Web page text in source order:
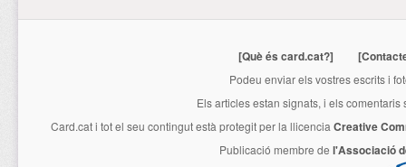
[Què és card.cat?]
Podeu enviar els vostres escrits i
Els articles estan signats, i els
Card.cati tot el seu contingut està protegit per la llicencia Creative
Publicació membre de l'Associació